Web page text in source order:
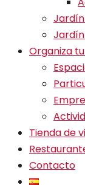
Organiza
Tienda de
Contacto